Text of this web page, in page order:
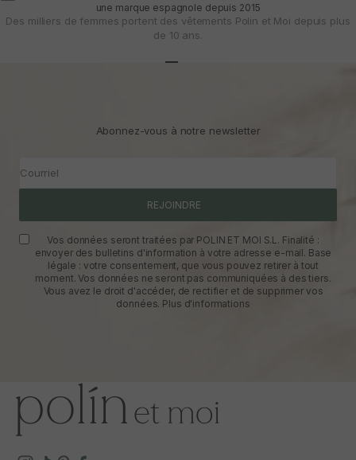
une marque espagnole depuis 2015
Des milliers de femmes portent des vêtements Polin et Moi depuis plus
de 10 ans.
Abonnez-vous à notre newsletter
Courriel
REJOINDRE
Vos données seront traitées par POLIN ET MOI S.L. Finalité :
envoyer des bulletins d'information à votre adresse e-mail. Base
légale : votre consentement, que vous pouvez retirer à tout
moment. Vos données ne seront pas communiquées à des tiers.
Vous avez le droit d'accéder, de rectifier et de supprimer vos
données. Plus d'informations